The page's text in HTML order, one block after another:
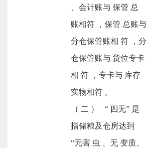
、会计账与 保管 总
账相符 ，保管 总账与
分仓保管账相 符 ，分
仓保管账与 货位专卡
相 符 ，专卡与 库存
实物相符 。
（ 二 ） “ 四无” 是
指储粮及仓房达到
“无害 虫 、无 变质、